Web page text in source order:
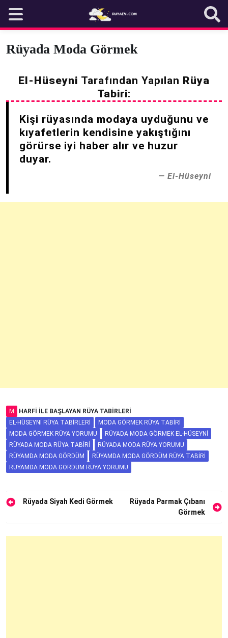
content
Rüyada Moda Görmek
El-Hüseyni Tarafından Yapılan Rüya
Tabiri:
Kişi rüyasında modaya uyduğunu ve
kıyafetlerin kendisine yakıştığını
görürse iyi haber alır ve huzur
duyar.
El-Hüseyni
M
HARFI ILE BAŞLAYAN RÜYA TABIRLERI
EL-HÜSEYNI RÜYA TABIRLERI
MODA GÖRMEK RÜYA TABIRI
MODA GÖRMEK RÜYA YORUMU
RÜYADA MODA GÖRMEK EL-HÜSEYNI
RÜYADA MODA RÜYA TABIRI
RÜYADA MODA RÜYA YORUMU
RÜYAMDA MODA GÖRDÜM
RÜYAMDA MODA GÖRDÜM RÜYA TABIRI
RÜYAMDA MODA GÖRDÜM RÜYA YORUMU
YazıRüyada Siyah Kedi Görmek
Rüyada Parmak Çıbanı
Görmek